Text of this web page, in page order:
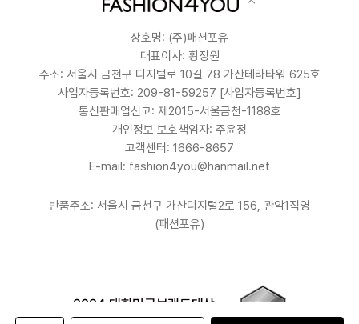
상호명: (주)패션포유
대표이사: 황정원
주소: 서울시 금천구 디지털로 10길 78 가산테라타워 625호
사업자등록번호: 209-81-59257 [사업자등록번호]
통신판매업신고: 제2015-서울금천-1188호
개인정보 보호책임자: 주윤정
고객센터: 1666-8657
E-mail: fashion4you@hanmail.net
반품주소: 서울시 금천구 가산디지털2로 156, 관악1직영
(패션포유)